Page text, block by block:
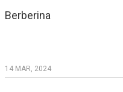
Berberina
14 MAR, 2024